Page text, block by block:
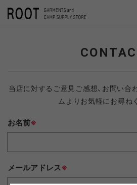
TOP CONTACT
当店に対するご意見ご感想、お問い合
ムよりお気軽にお尋ね
お名前※
メールアドレス※